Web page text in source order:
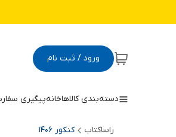
ورود / ثبت نام
دسته‌بندی کالاهاخانهپیگیری
راساکتاب کنکور 140۶